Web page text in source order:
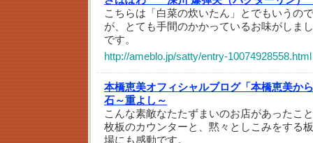
こちらは「白菜の炊いたん」とでもいうの
が、とても手間のかかっているお味がしま
です。
http://ameblo.jp/satty/entry-10074928558.html
本橋恵美オフィシャルブログ「本橋恵美か
石～重よし～
こんな素敵なたたずまいのお店があったこ
枚板のカウンターと、黙々としこみをする
場にも感動です。